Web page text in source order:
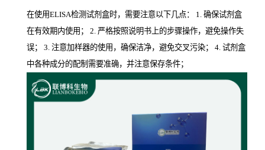
在使用ELISA检测试剂盒时，需要注意以下几点： 1. 确保试剂盒
在有效期内使用； 2. 严格按照说明书上的步骤操作，避免操作失
误； 3. 注意加样器的使用，确保洁净，避免交叉污染； 4. 试剂盒
中各种成分的配制需要准确，并注意保存条件；